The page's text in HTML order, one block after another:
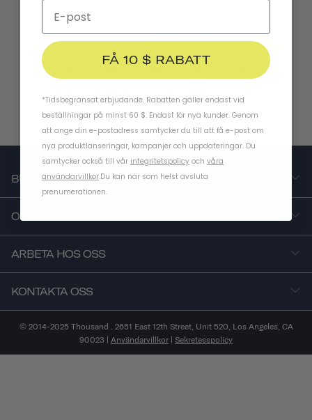
PRENUMERERA
BUTIK
OM OSS
ARBETA HOS OSS
KONTAKTA OSS
© 2014-2025 Thousand . 2651 East 12th Street, Unit 520, Los Angeles, CA
90023 | Användarvillkor | Sekretesspolicy
FÅ 10 $ RABATT
*Tidsbegränsat erbjudande. Rabatten gäller endast vid
beställningar på minst 60 $. Endast för nya kunder. Genom
att ange din e-postadress samtycker du till att få e-post om
nya produktlanseringar, kampanjer och uppdateringar. Du
samtycker också till vår integritetspolicy och våra
användarvillkor.Du kan när som helst avsluta
prenumerationen.